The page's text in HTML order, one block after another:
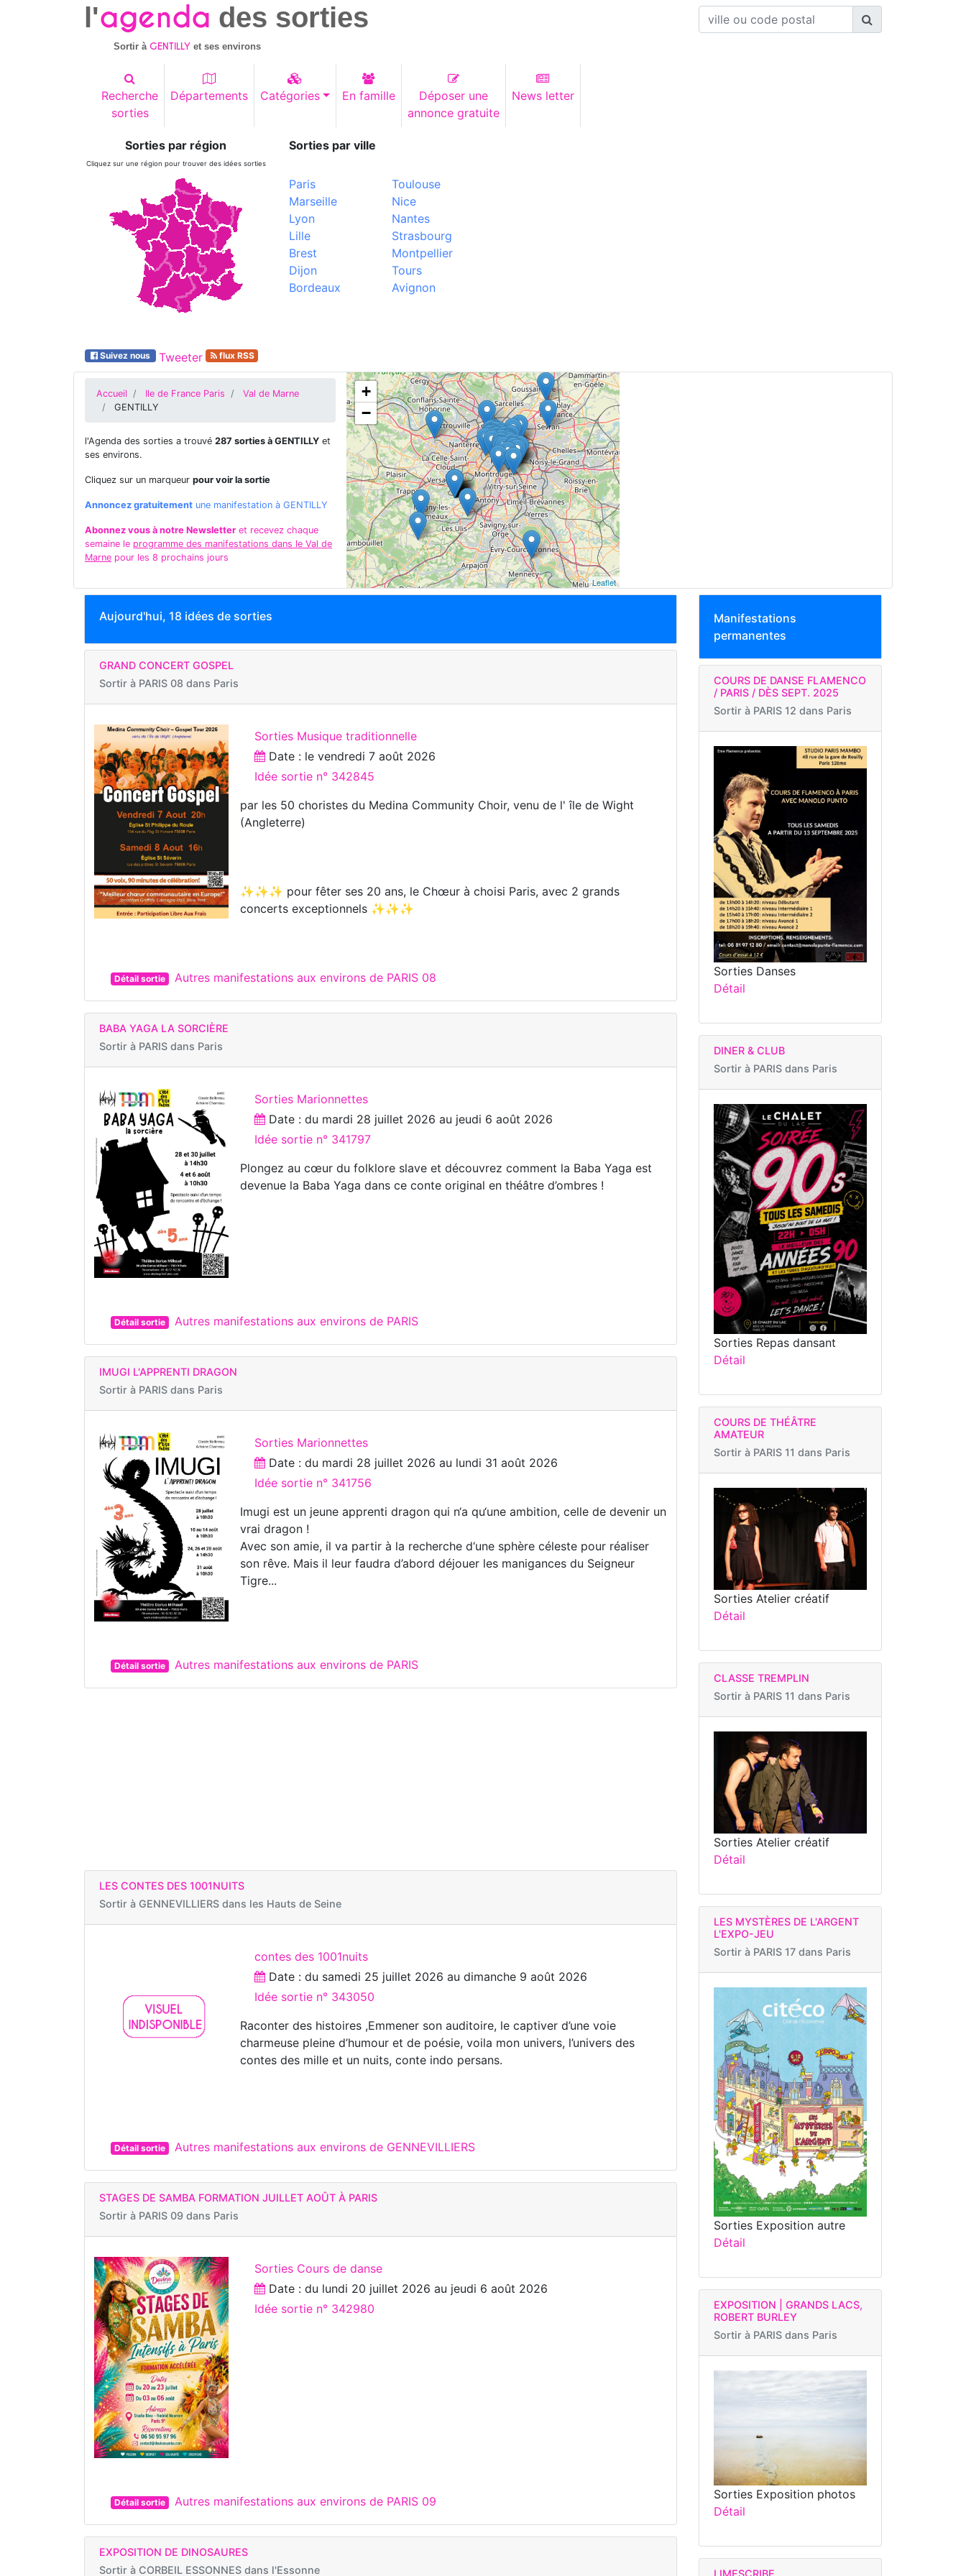
l'agenda des sorties
Sortir àGENTILLY et ses environs
Recherche
sorties
Départements Catégories En famille
Déposer une
annonce gratuite
News letter
Sorties par région
Cliquez sur une région pour trouver des idées sorties
Sorties par ville
Paris
Marseille
Lyon
Lille
Brest
Dijon
Bordeaux
Toulouse
Nice
Nantes
Strasbourg
Montpellier
Tours
Avignon
Suivez nous Tweeter flux RSS
Accueil Ile de France Paris
Val de Marne
GENTILLY
l'Agenda des sorties a trouvé 287 sorties à GENTILLY et
ses environs.
Cliquez sur un marqueur pour voir la sortie
Annoncez gratuitement une manifestation à GENTILLY
Abonnez vous à notre Newsletter et recevez chaque
semaine le programme des manifestations dans le Val de
Marne pour les 8 prochains jours
+
−
Leaflet
Aujourd'hui, 18 idées de sorties
GRAND CONCERT GOSPEL
Sortir à PARIS 08 dans Paris
Sorties Musique traditionnelle
Date : levendredi 7 août 2026
Idée sortie n° 342845
par les 50 choristes du Medina Community Choir, venu de l' île de Wight
(Angleterre)
✨✨✨ pour fêter ses 20 ans, le Chœur à choisi Paris, avec 2 grands
concerts exceptionnels ✨✨✨
Détail sortie Autres manifestations aux environs de PARIS 08
BABA YAGA LA SORCIÈRE
Sortir à PARIS dans Paris
Sorties Marionnettes
Date : du mardi 28 juillet 2026 au jeudi 6 août 2026
Idée sortie n° 341797
Plongez au cœur du folklore slave et découvrez comment la Baba Yaga est
devenue la Baba Yaga dans ce conte original en théâtre d’ombres !
Détail sortie Autres manifestations aux environs de PARIS
IMUGI L'APPRENTI DRAGON
Sortir à PARIS dans Paris
Sorties Marionnettes
Date : du mardi 28 juillet 2026 au lundi 31 août 2026
Idée sortie n° 341756
Imugi est un jeune apprenti dragon qui n‘a qu‘une ambition, celle de devenir un
vrai dragon !
Avec son amie, il va partir à la recherche d‘une sphère céleste pour réaliser
son rêve. Mais il leur faudra d’abord déjouer les manigances du Seigneur
Tigre...
Détail sortie Autres manifestations aux environs de PARIS
LES CONTES DES 1001NUITS
Sortir à GENNEVILLIERS dans les Hauts de Seine
contes des 1001nuits
Date : du samedi 25 juillet 2026 audimanche 9 août 2026
Idée sortie n° 343050
Raconter des histoires ,Emmener son auditoire, le captiver d’une voie
charmeuse pleine d’humour et de poésie, voila mon univers, l’univers des
contes des mille et un nuits, conte indo persans.
Détail sortie Autres manifestations aux environs de GENNEVILLIERS
STAGES DE SAMBA FORMATION JUILLET AOÛT À PARIS
Sortir à PARIS 09 dans Paris
Sorties Cours de danse
Date : du lundi 20 juillet 2026 au jeudi 6 août 2026
Idée sortie n° 342980
Détail sortie Autres manifestations aux environs de PARIS 09
EXPOSITION DE DINOSAURES
Sortir à CORBEIL ESSONNES dans l'Essonne
Manifestations
permanentes
COURS DE DANSE FLAMENCO
/ PARIS / DÈS SEPT. 2025
Sortir à PARIS 12 dans Paris
Sorties Danses
Détail
DINER & CLUB
Sortir à PARIS dans Paris
Sorties Repas dansant
Détail
COURS DE THÉÂTRE
AMATEUR
Sortir à PARIS 11 dans Paris
Sorties Atelier créatif
Détail
CLASSE TREMPLIN
Sortir à PARIS 11 dans Paris
Sorties Atelier créatif
Détail
LES MYSTÈRES DE L'ARGENT
L'EXPO-JEU
Sortir à PARIS 17 dans Paris
Sorties Exposition autre
Détail
EXPOSITION | GRANDS LACS,
ROBERT BURLEY
Sortir à PARIS dans Paris
Sorties Exposition photos
Détail
LIMESCRIBE